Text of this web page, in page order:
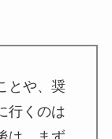
とや、奨
行くのは